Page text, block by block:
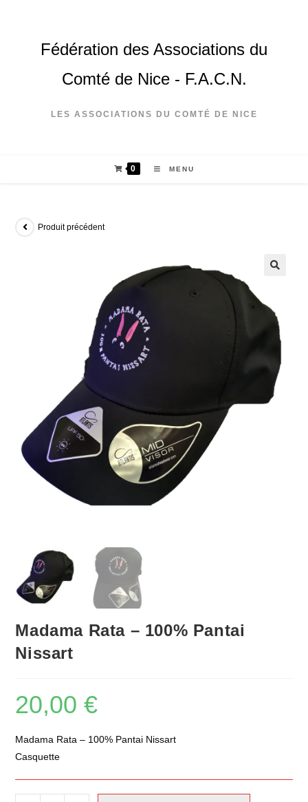
Fédération des Associations du
Comté de Nice - F.A.C.N.
LES ASSOCIATIONS DU COMTÉ DE NICE
0 MENU
Produit précédent
Madama Rata – 100% Pantai
Nissart
20,00€
Madama Rata – 100% Pantai Nissart
Casquette